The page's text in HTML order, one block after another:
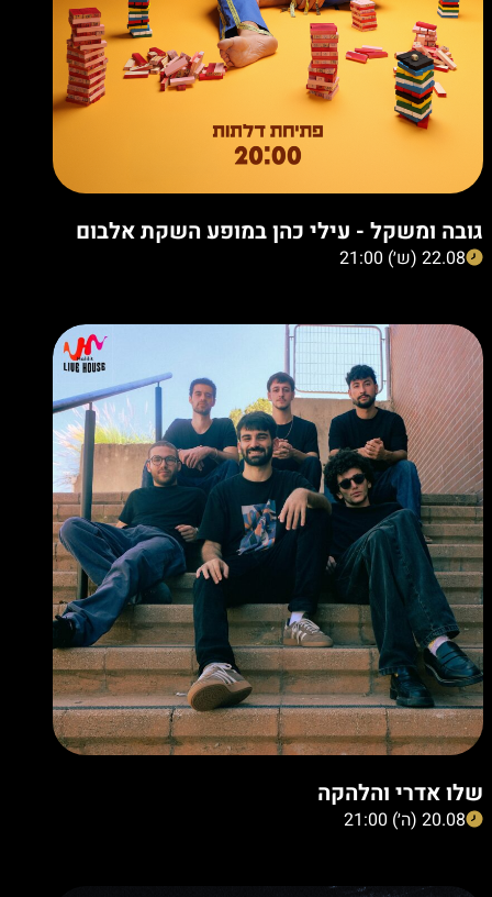
גובה ומשקל - עילי כהן במופע השקת אלבום
22.08 (ש׳) 21:00
שלו אדרי והלהקה
20.08 (ה׳) 21:00